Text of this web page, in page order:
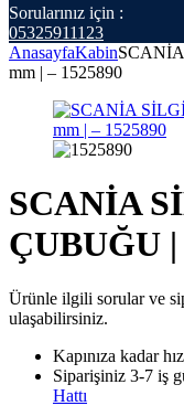
Sorularınız için :
05325911123
AnasayfaKabin
mm | – 1525890
SCANİA
ÇUBUĞU |
Ürünle ilgili sorular ve
ulaşabilirsiniz.
Kapınıza kadar
Siparişiniz 3-7 iş
Hattı